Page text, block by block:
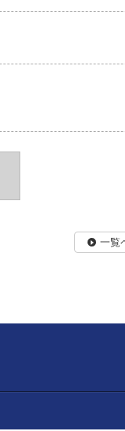
一覧